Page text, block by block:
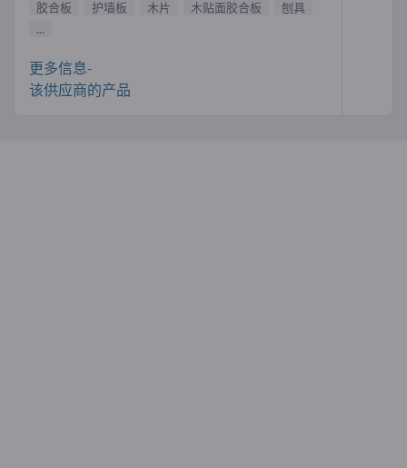
胶合板
护墙板 木片 木贴面胶合板
刨具
...
更多信息-
该供应商的产品